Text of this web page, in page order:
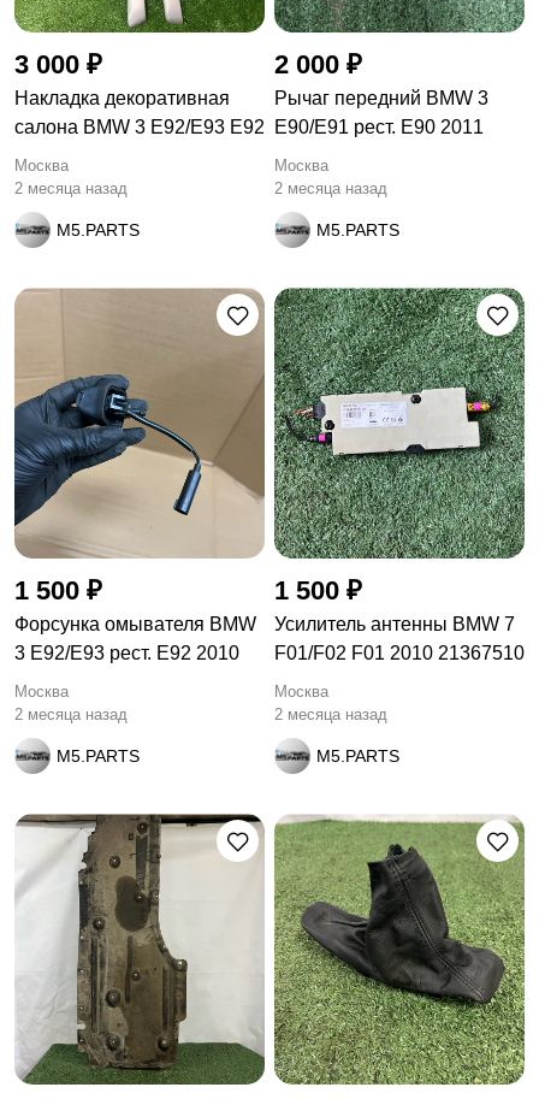
3 000 ₽
Накладка декоративная
салона BMW 3 E92/E93 E92
Москва
2 месяца назад
M5.PARTS
2 000 ₽
Рычаг передний BMW 3
E90/E91 рест. E90 2011
Москва
2 месяца назад
M5.PARTS
1 500 ₽
Форсунка омывателя BMW
3 E92/E93 рест. E92 2010
Москва
2 месяца назад
M5.PARTS
1 500 ₽
Усилитель антенны BMW 7
F01/F02 F01 2010 21367510
Москва
2 месяца назад
M5.PARTS